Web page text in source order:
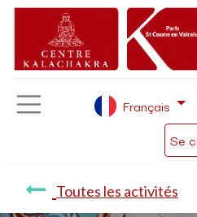
Se
Français
Toutes les activités